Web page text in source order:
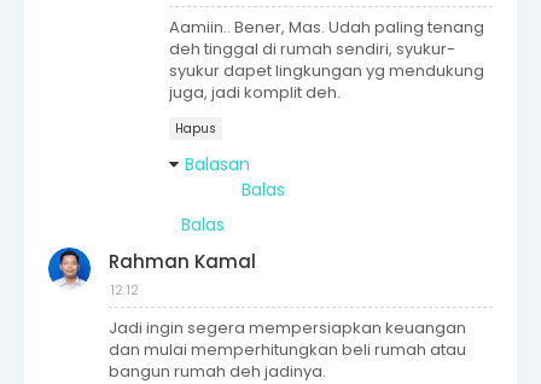
Aamiin.. Bener, Mas. Udah paling tenang
deh tinggal di rumah sendiri, syukur-
syukur dapet lingkungan yg mendukung
juga, jadi komplit deh.
Hapus
Balasan
Balas
Balas
Rahman Kamal
12:12
Jadi ingin segera mempersiapkan keuangan
dan mulai memperhitungkan beli rumah atau
bangun rumah deh jadinya.